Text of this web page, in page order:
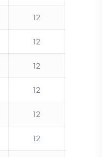
12
12
12
12
12
12